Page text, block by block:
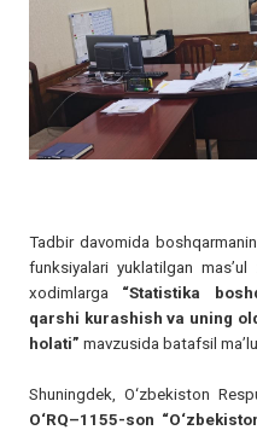
Tadbir davomida
funksiyalari yuklatilgan mas’ul
xodimlarga “Statistika
qarshi kurashish va uning
holati” mavzusida batafsil
Shuningdek, O‘zbekiston
O‘RQ–1155-son